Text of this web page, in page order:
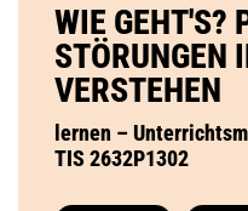
WIE GEHT'S?
STÖRUNGEN
VERSTEHEN
lernen –
TIS 2632P1302